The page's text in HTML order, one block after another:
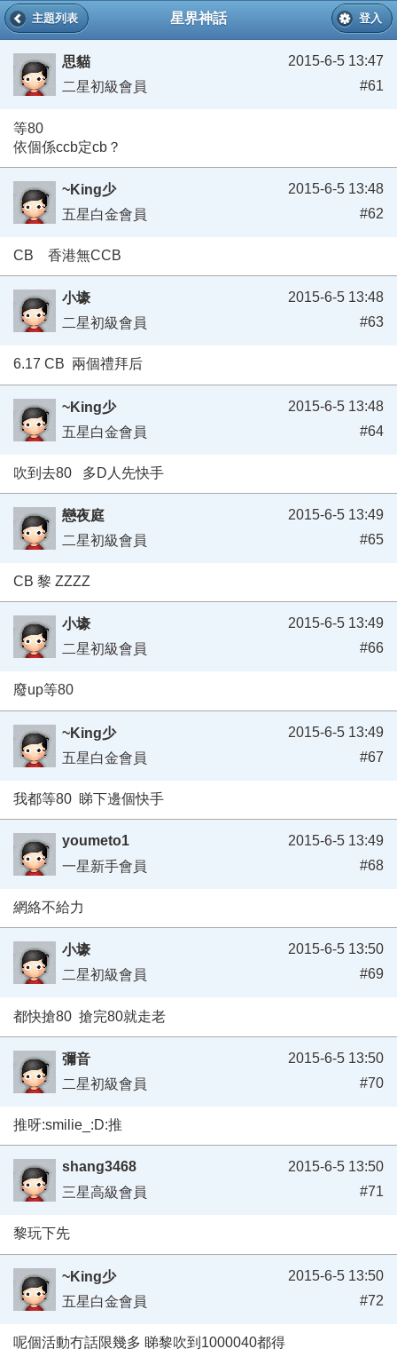
星界神話
主題列表 登入
思貓
二星初級會員
2015-6-5 13:47
#61
等80
依個係ccb定cb？
~King少
五星白金會員
2015-6-5 13:48
#62
CB 香港無CCB
小壕
二星初級會員
2015-6-5 13:48
#63
6.17 CB 兩個禮拜后
~King少
五星白金會員
2015-6-5 13:48
#64
吹到去80 多D人先快手
戀夜庭
二星初級會員
2015-6-5 13:49
#65
CB 黎 ZZZZ
小壕
二星初級會員
2015-6-5 13:49
#66
廢up等80
~King少
五星白金會員
2015-6-5 13:49
#67
我都等80 睇下邊個快手
youmeto1
一星新手會員
2015-6-5 13:49
#68
網絡不給力
小壕
二星初級會員
2015-6-5 13:50
#69
都快搶80 搶完80就走老
彌音
二星初級會員
2015-6-5 13:50
#70
推呀:smilie_:D:推
shang3468
三星高級會員
2015-6-5 13:50
#71
黎玩下先
~King少
五星白金會員
2015-6-5 13:50
#72
呢個活動冇話限幾多 睇黎吹到1000040都得